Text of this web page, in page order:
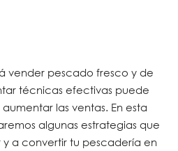
vender pescado fresco y de
técnicas efectivas puede
las ventas. En esta
algunas estrategias que
a convertir tu pescadería en